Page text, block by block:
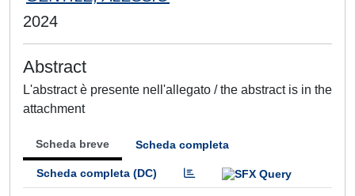
2024
Abstract
L'abstract è presente nell'allegato / the abstract is in the
attachment
Scheda breve Scheda completa
Scheda completa (DC)